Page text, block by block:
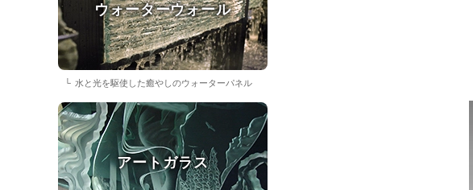
ウォーターウォール
水と光を駆使した癒やしのウォーターパネル
アートガラス